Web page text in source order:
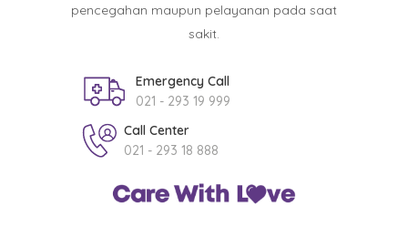
pencegahan maupun pelayanan pada saat
sakit.
Emergency Call
021 - 293 19 999
Call Center
021 - 293 18 888